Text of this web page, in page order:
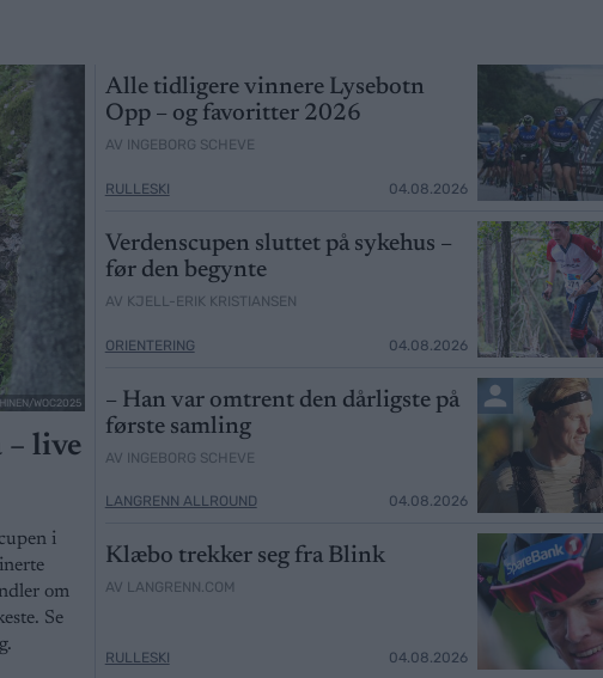
WOC2025
– live
i
om
Se
Alle tidligere vinnere Lysebotn
Opp – og favoritter 2026
AV INGEBORG SCHEVE
RULLESKI 04.08.2026
Verdenscupen sluttet på sykehus –
før den begynte
AV KJELL-ERIK KRISTIANSEN
ORIENTERING 04.08.2026
– Han var omtrent den dårligste på
første samling
AV INGEBORG SCHEVE
LANGRENN ALLROUND 04.08.2026
Klæbo trekker seg fra Blink
AV LANGRENN.COM
RULLESKI 04.08.2026